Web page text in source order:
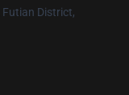
Futian District,